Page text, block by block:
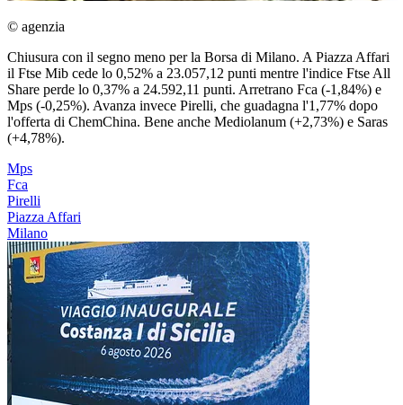
© agenzia
Chiusura con il segno meno per la Borsa di Milano. A Piazza Affari
il Ftse Mib cede lo 0,52% a 23.057,12 punti mentre l'indice Ftse All
Share perde lo 0,37% a 24.592,11 punti. Arretrano Fca (-1,84%) e
Mps (-0,25%). Avanza invece Pirelli, che guadagna l'1,77% dopo
l'offerta di ChemChina. Bene anche Mediolanum (+2,73%) e Saras
(+4,78%).
Mps
Fca
Pirelli
Piazza Affari
Milano